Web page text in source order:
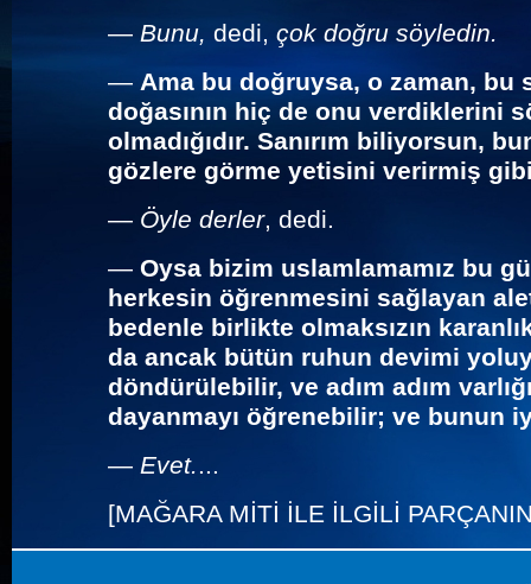
— Bunu, dedi, çok doğru söyledin.
— Ama bu doğruysa, o zaman,
doğasının hiç de onu verdiklerini
olmadığıdır. Sanırım biliyorsun,
gözlere görme yetisini verirmiş
— Öyle derler, dedi.
— Oysa bizim uslamlamamız bu
herkesin öğrenmesini sağlayan
bedenle birlikte olmaksızın
da ancak bütün ruhun devimi
döndürülebilir, ve adım adım
dayanmayı öğrenebilir; ve bunun
— Evet....
[MAĞARA MİTİ İLE İLGİLİ